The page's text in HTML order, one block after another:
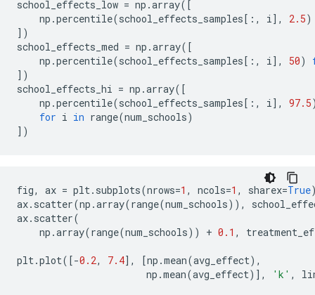
school_effects_low = np .array([
np .percentile(school_effects_samples [:, i], 2.5)
])
school_effects_med = np .array([
np .percentile(school_effects_samples [:, i], 50)
])
school_effects_hi = np .array([
np .percentile(school_effects_samples [:, i], 97.5
for i in range(num_schools)
])
fig, ax = plt. subplots(nrows=1 , ncols=1 , sharex=True
ax. scatter(np .array(range(num_schools)),
ax. scatter(
np .array(range(num_schools)) + 0.1 ,
plt.plot([-0.2, 7.4], [np .mean(avg_effect),
np .mean(avg_effect)], 'k' ,